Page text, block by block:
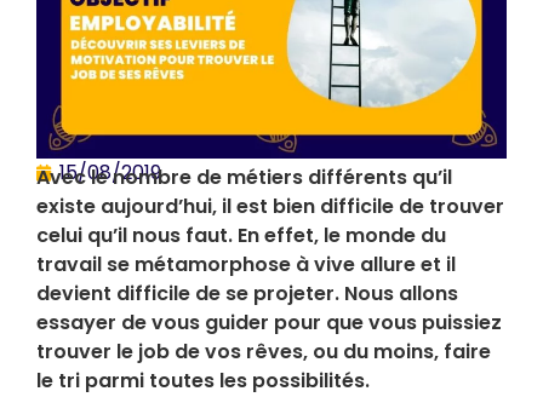
15/08/2019
Avec le nombre de métiers différents qu’il
existe aujourd’hui, il est bien difficile de trouver
celui qu’il nous faut. En effet, le monde du
travail se métamorphose à vive allure et il
devient difficile de se projeter. Nous allons
essayer de vous guider pour que vous puissiez
trouver le job de vos rêves, ou du moins, faire
le tri parmi toutes les possibilités.